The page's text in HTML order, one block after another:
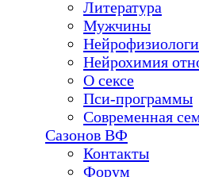
Литература
Мужчины
Нейрохимия
О сексе
Пси-программы
Современная
Сазонов ВФ
Контакты
Форум